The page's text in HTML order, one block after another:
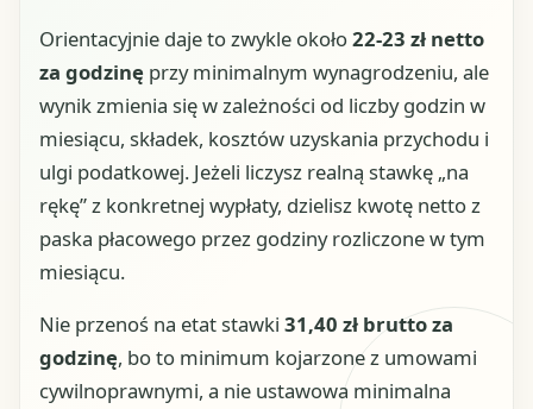
Orientacyjnie daje to zwykle około22-23 zł netto
za godzinę przy minimalnym wynagrodzeniu, ale
wynik zmienia się w zależności od liczby godzin w
miesiącu, składek, kosztów uzyskania przychodu i
ulgi podatkowej. Jeżeli liczysz realną stawkę „na
rękę” z konkretnej wypłaty, dzielisz kwotę netto z
paska płacowego przez godziny rozliczone w tym
miesiącu.
Nie przenoś na etat stawki 31,40 zł brutto za
godzinę, bo to minimum kojarzone z umowami
cywilnoprawnymi, a nie ustawowa minimalna